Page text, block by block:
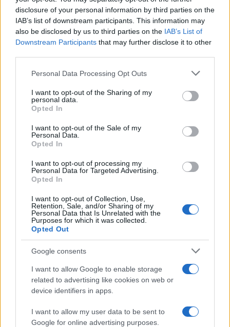
disclosure of your personal information by third parties on the
IAB’s list of downstream participants. This information may
also be disclosed by us to third parties on the IAB’s List of
Downstream Participants that may further disclose it to other
Please note that this website/app uses one or more Google
not limited to your visit or usage behaviour. You may click to
grant or deny consent to Google and its third-party tags to
use your data for below specified purposes in below Google
consent section.
Personal Data Processing Opt Outs
I want to opt-out of the Sharing of my
personal data.
Opted In
I want to opt-out of the Sale of my
Personal Data.
Opted In
I want to opt-out of processing my
Personal Data for Targeted Advertising.
Opted In
I want to opt-out of Collection, Use,
Retention, Sale, and/or Sharing of my
Personal Data that Is Unrelated with the
Purposes for which it was collected.
Opted Out
Google consents
I want to allow Google to enable storage
related to advertising like cookies on web or
device identifiers in apps.
I want to allow my user data to be sent to
Google for online advertising purposes.
Σχόλια
Αν τα χάσατε
Καιρός «hot – dry – windy»
τις επόμενες 48 ώρες:
φωτιάς, συναγερμός σε 6
Λυκαβηττό - Από
θάνατός της